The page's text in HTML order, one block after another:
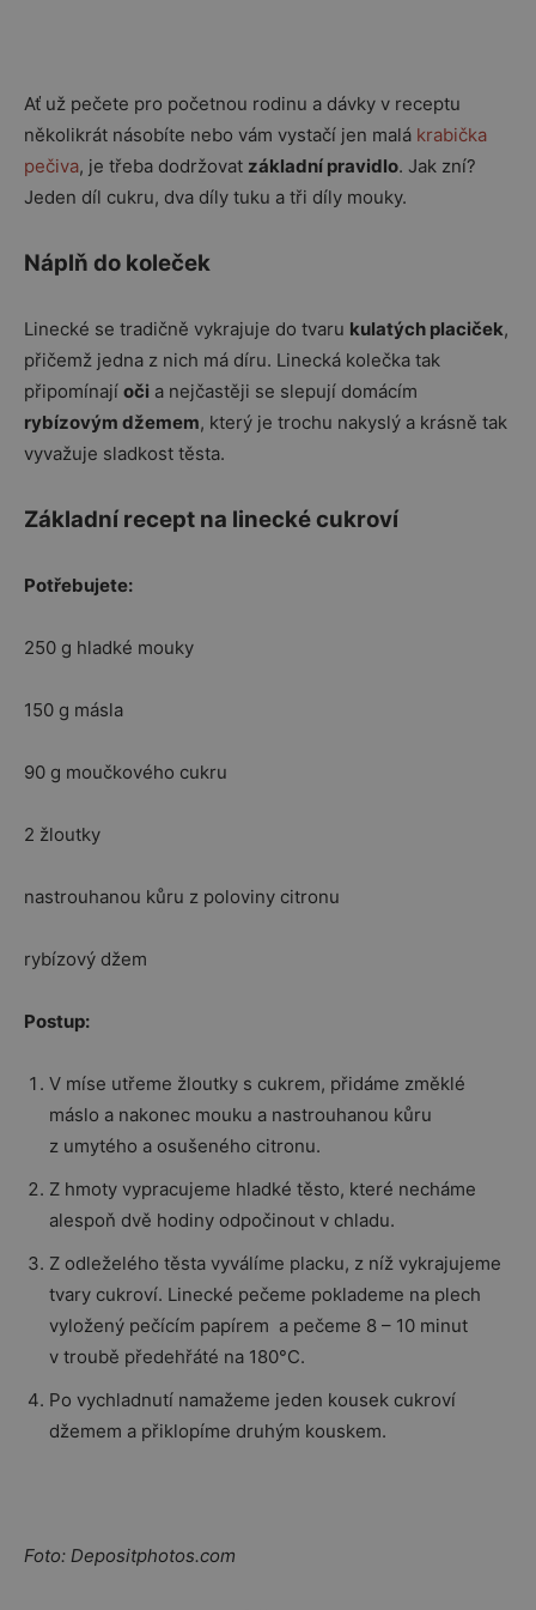
Ať už pečete pro početnou rodinu a dávky v receptu
několikrát násobíte nebo vám vystačí jen malá krabička
pečiva, je třeba dodržovat základní pravidlo. Jak zní?
Jeden díl cukru, dva díly tuku a tři díly mouky.
Náplň do koleček
Linecké se tradičně vykrajuje do tvaru kulatých placiček,
přičemž jedna z nich má díru. Linecká kolečka tak
připomínají oči a nejčastěji se slepují domácím
rybízovým džemem, který je trochu nakyslý a krásně tak
vyvažuje sladkost těsta.
Základní recept na linecké cukroví
Potřebujete:
250 g hladké mouky
150 g másla
90 g moučkového cukru
2 žloutky
nastrouhanou kůru z poloviny citronu
rybízový džem
Postup:
V míse utřeme žloutky s cukrem, přidáme změklé
máslo a nakonec mouku a nastrouhanou kůru
z umytého a osušeného citronu.
Z hmoty vypracujeme hladké těsto, které necháme
alespoň dvě hodiny odpočinout v chladu.
Z odleželého těsta vyválíme placku, z níž vykrajujeme
tvary cukroví. Linecké pečeme poklademe na plech
vyložený pečícím papírem a pečeme 8 – 10 minut
v troubě předehřáté na 180°C.
Po vychladnutí namažeme jeden kousek cukroví
džemem a přiklopíme druhým kouskem.
Foto: Depositphotos.com